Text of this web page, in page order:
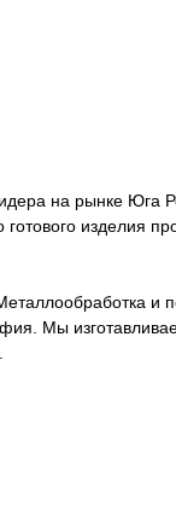
на рынке Юга
изделия
и
Мы